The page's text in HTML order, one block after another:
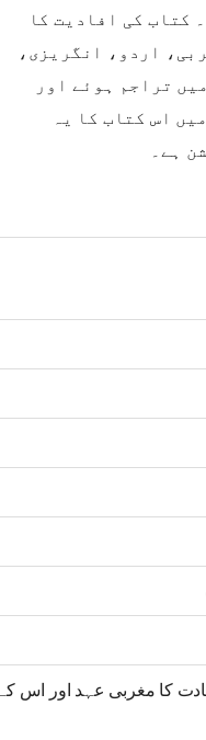
کتاب کی افادیت کا
اردو، انگریزی،
تراجم ہوئے اور
اس کتاب کا یہ
ہے۔
کا مغربی عہد اور اس